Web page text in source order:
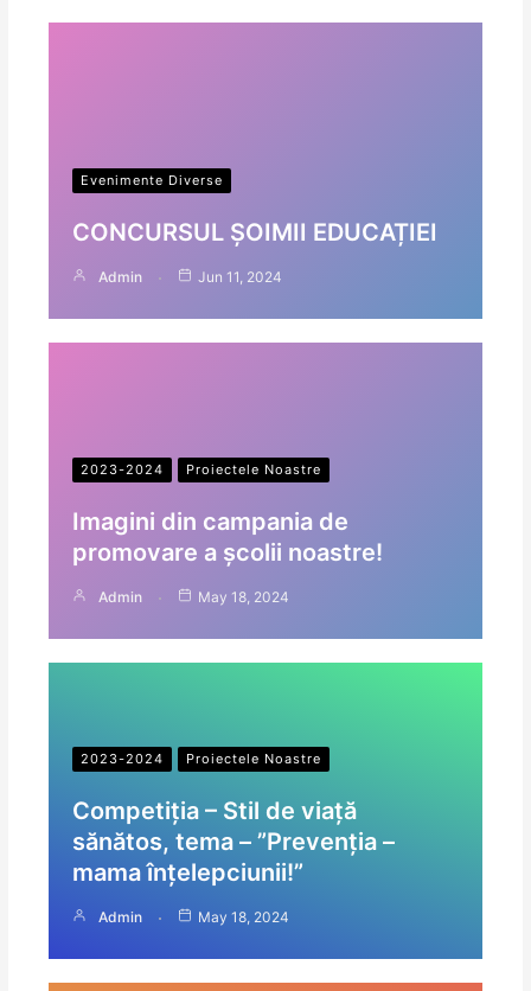
Evenimente Diverse
CONCURSUL ȘOIMII EDUCAȚIEI
Admin Jun 11, 2024
2023-2024 Proiectele Noastre
Imagini din campania de
promovare a școlii noastre!
Admin May 18, 2024
2023-2024 Proiectele Noastre
Competiția – Stil de viață
sănătos, tema – ”Prevenția –
mama înțelepciunii!”
Admin May 18, 2024